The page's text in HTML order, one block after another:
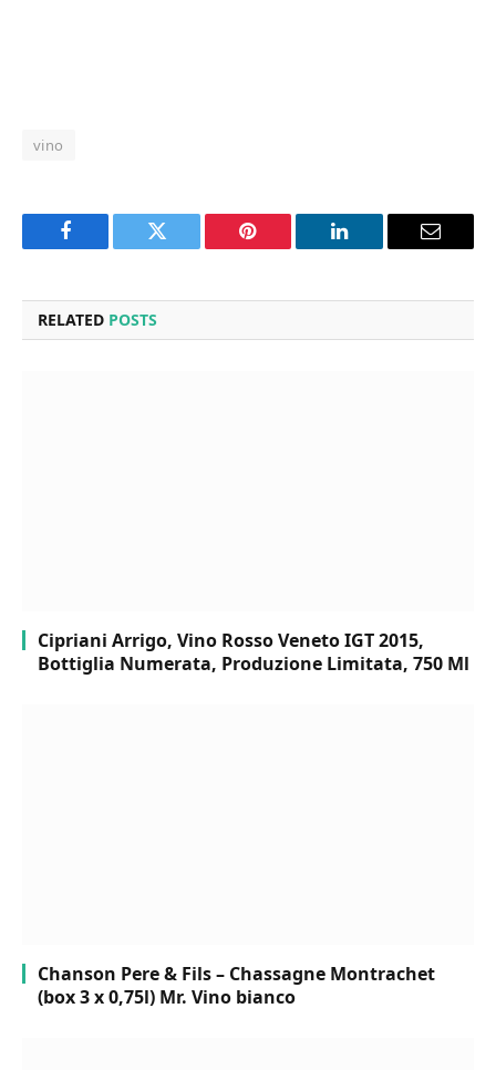
vino
Facebook Twitter Pinterest LinkedIn Email
RELATED POSTS
Cipriani Arrigo, Vino Rosso Veneto IGT 2015,
Bottiglia Numerata, Produzione Limitata, 750 Ml
Chanson Pere & Fils – Chassagne Montrachet
(box 3 x 0,75l) Mr. Vino bianco